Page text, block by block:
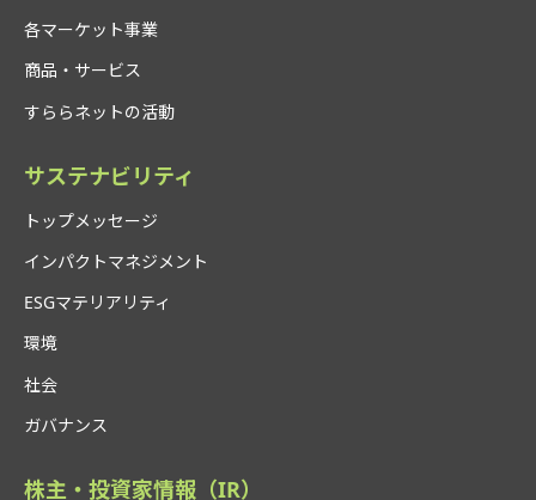
各マーケット事業
商品・サービス
すららネットの活動
サステナビリティ
トップメッセージ
インパクトマネジメント
ESGマテリアリティ
環境
社会
ガバナンス
株主・投資家情報（IR）